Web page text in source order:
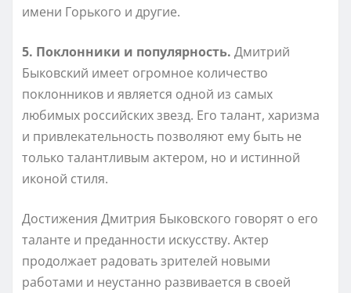
имени Горького и другие.
5. Поклонники и популярность. Дмитрий
Быковский имеет огромное количество
поклонников и является одной из самых
любимых российских звезд. Его талант, харизма
и привлекательность позволяют ему быть не
только талантливым актером, но и истинной
иконой стиля.
Достижения Дмитрия Быковского говорят о его
таланте и преданности искусству. Актер
продолжает радовать зрителей новыми
работами и неустанно развивается в своей